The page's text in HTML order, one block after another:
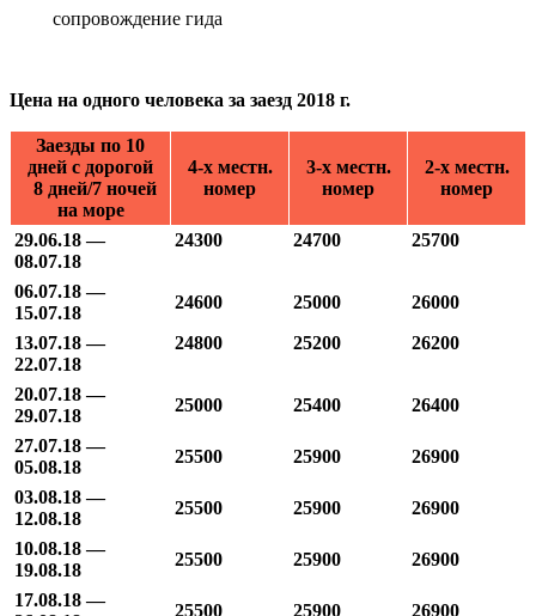
сопровождение гида
Цена на одного человека за заезд 2018 г.
Заезды по 10
дней с дорогой
8 дней/7 ночей
на море
4-х местн.
номер
3-х местн.
номер
2-х местн.
номер
29.06.18 —
08.07.18
24300 24700 25700
06.07.18 —
15.07.18
24600 25000
26000
13.07.18 —
22.07.18
24800 25200 26200
20.07.18 —
29.07.18
25000 25400
26400
27.07.18 —
05.08.18
25500 25900
26900
03.08.18 —
12.08.18
25500 25900
26900
10.08.18 —
19.08.18
25500 25900
26900
17.08.18 —
25500 25900
26900